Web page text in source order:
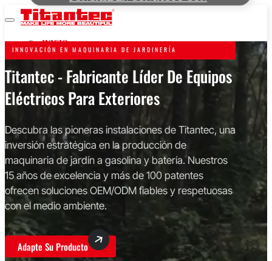
INICIO
GASOLINA
RECORTADORAS DE HILO Y DESBROZADORAS
MOTOSIERRAS
SIERRAS DE PÉRTIGA MULTIFUNCIÓN
BARRENAS DE TIERRA
SOPLADORES DE HOJAS
CORTASETOS
BOMBAS DE AGUA
CORTACÉSPEDES
FUNCIONA CON PILAS
20V
40V
INNOVACIÓN EN MAQUINARIA DE JARDINERÍA
Titantec - Fabricante Líder De Equipos
Eléctricos Para Exteriores
Descubra las pioneras instalaciones de Titantec, una
inversión estratégica en la producción de
maquinaria de jardín a gasolina y batería. Nuestros
15 años de excelencia y más de 100 patentes
ofrecen soluciones OEM/ODM fiables y respetuosas
con el medio ambiente.
Adapte Su Producto